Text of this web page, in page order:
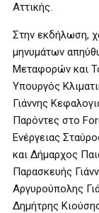
Αττικής.
Στην εκδήλωση,
μηνυμάτων
Μεταφορών και
Υπουργός
Γιάννης
Παρόντες στο
Ενέργειας
και Δήμαρχος
Παρασκευής
Αργυρούπολης
Δημήτρης